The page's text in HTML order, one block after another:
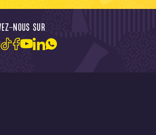
NOUS SUR